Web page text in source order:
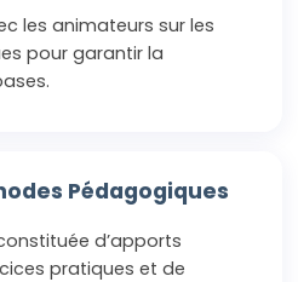
les animateurs sur les
pour garantir la
Pédagogiques
d’apports
pratiques et de